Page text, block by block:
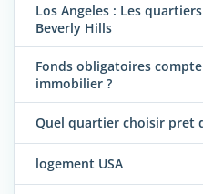
Los Angeles : Les
Beverly Hills
Fonds obligatoires
immobilier ?
Quel quartier choisir pret
logement USA